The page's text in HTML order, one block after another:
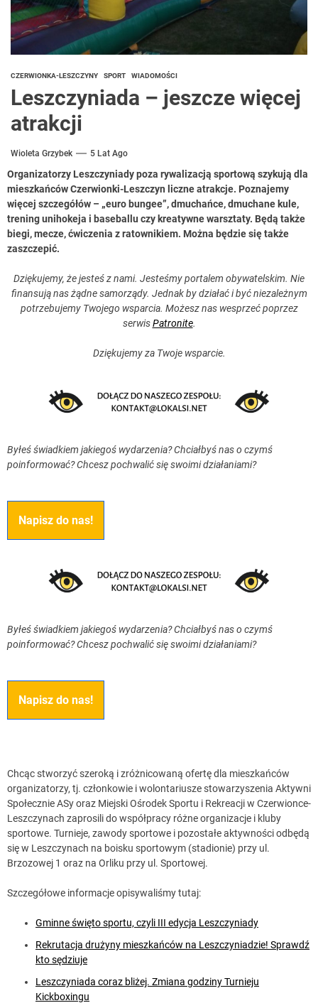
CZERWIONKA-LESZCZYNY SPORT WIADOMOŚCI
Leszczyniada – jeszcze więcej
atrakcji
Wioleta Grzybek 5 Lat Ago
Organizatorzy Leszczyniady poza rywalizacją sportową szykują dla
mieszkańców Czerwionki-Leszczyn liczne atrakcje. Poznajemy
więcej szczegółów – „euro bungee”, dmuchańce, dmuchane kule,
trening unihokeja i baseballu czy kreatywne warsztaty. Będą także
biegi, mecze, ćwiczenia z ratownikiem. Można będzie się także
zaszczepić.
Dziękujemy, że jesteś z nami. Jesteśmy portalem obywatelskim. Nie
finansują nas żądne samorządy. Jednak by działać i być niezależnym
potrzebujemy Twojego wsparcia. Możesz nas wesprzeć poprzez
serwisPatronite.
Dziękujemy za Twoje wsparcie.
Byłeś świadkiem jakiegoś wydarzenia? Chciałbyś nas o czymś
poinformować? Chcesz pochwalić się swoimi działaniami?
Napisz do nas!
Byłeś świadkiem jakiegoś wydarzenia? Chciałbyś nas o czymś
poinformować? Chcesz pochwalić się swoimi działaniami?
Napisz do nas!
Chcąc stworzyć szeroką i zróżnicowaną ofertę dla mieszkańców
organizatorzy, tj. członkowie i wolontariusze stowarzyszenia Aktywni
Społecznie ASy oraz Miejski Ośrodek Sportu i Rekreacji w Czerwionce-
Leszczynach zaprosili do współpracy różne organizacje i kluby
sportowe. Turnieje, zawody sportowe i pozostałe aktywności odbędą
się w Leszczynach na boisku sportowym (stadionie) przy ul.
Brzozowej 1 oraz na Orliku przy ul. Sportowej.
Szczegółowe informacje opisywaliśmy tutaj:
Gminne święto sportu, czyli III edycja Leszczyniady
Rekrutacja drużyny mieszkańców na Leszczyniadzie! Sprawdź
kto sędziuje
Leszczyniada coraz bliżej. Zmiana godziny Turnieju
Kickboxingu